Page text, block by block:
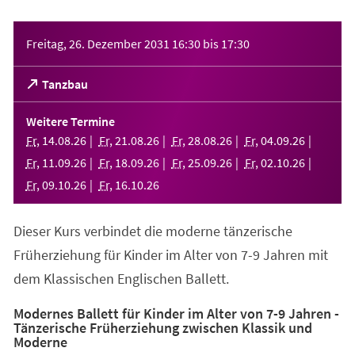
Freitag, 26. Dezember 2031 16:30 bis 17:30
Tanzbau
(Öffnet
in
einem
neuen
Tab)
Weitere Termine
Fr, 14.08.26 Fr, 21 .08.26 Fr, 28.08.26 Fr, 04.09.26
Fr, 11 .09.26 Fr, 18.09.26 Fr, 25.09.26 Fr, 02.10.26
Fr, 09.10.26 Fr, 16.10.26
Dieser Kurs verbindet die moderne tänzerische
Früherziehung für Kinder im Alter von 7-9 Jahren mit
dem Klassischen Englischen Ballett.
Modernes Ballett für Kinder im Alter von 7-9 Jahren -
Tänzerische Früherziehung zwischen Klassik und
Moderne